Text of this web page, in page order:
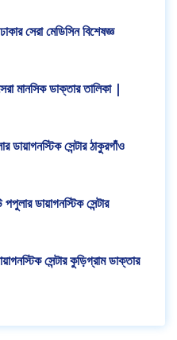
ঢাকার সেরা মেডিসিন বিশেষজ্ঞ
মানসিক ডাক্তার তালিকা |
ডায়াগনস্টিক সেন্টার ঠাকুরগাঁও
পপুলার ডায়াগনস্টিক সেন্টার
সেন্টার কুড়িগ্রাম ডাক্তার